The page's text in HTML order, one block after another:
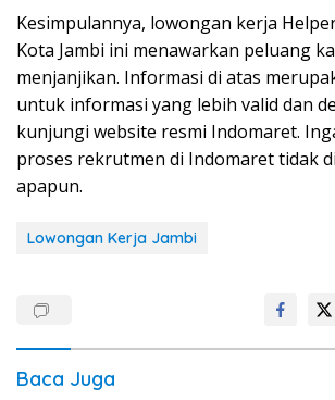
Kesimpulannya, lowongan kerja
Kota Jambi ini menawarkan peluang
menjanjikan. Informasi di atas
untuk informasi yang lebih valid dan
kunjungi website resmi Indomaret.
proses rekrutmen di Indomaret tidak
apapun.
Lowongan Kerja Jambi
Baca Juga